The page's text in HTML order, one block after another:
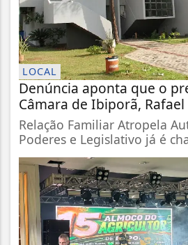
LOCAL
Denúncia aponta que o
Câmara de Ibiporã, Rafael
Relação Familiar Atropela
Poderes e Legislativo já é